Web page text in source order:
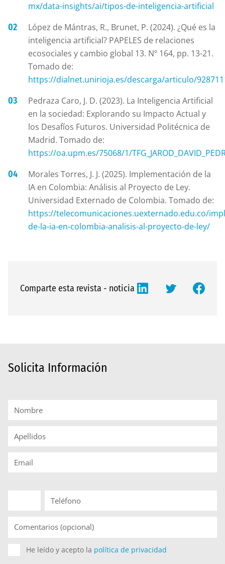
mx/data-insights/ai/tipos-de-inteligencia-artificial
López de Mántras, R., Brunet, P. (2024). ¿Qué es la
inteligencia artificial? PAPELES de relaciones
ecosociales y cambio global 13. Nº 164, pp. 13-21.
Tomado de:
https://dialnet.unirioja.es/descarga/articulo/
Pedraza Caro, J. D. (2023). La Inteligencia Artificial
en la sociedad: Explorando su Impacto Actual y
los Desafíos Futuros. Universidad Politécnica de
Madrid. Tomado de:
https://oa.upm.es/75068/1/
Morales Torres, J. J. (2025). Implementación de la
IA en Colombia: Análisis al Proyecto de Ley.
Universidad Externado de Colombia. Tomado de:
https://telecomunicaciones.uexternado.edu.co/
de-la-ia-en-colombia-analisis-al-proyecto-de-ley/
Comparte esta revista - noticia
Solicita Información